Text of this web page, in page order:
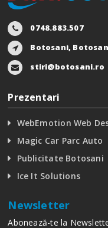
0748.883.507
Botosani,
stiri@botosani.ro
Prezentari
WebEmotion Web
Magic Car Parc Auto
Publicitate Botosani
Ice It Solutions
Newsletter
Abonează-te la